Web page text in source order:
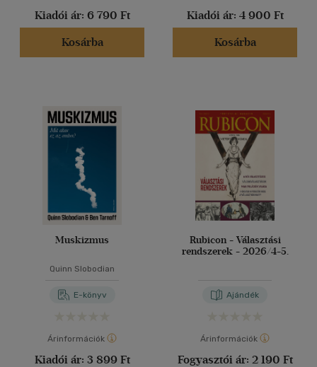
Kiadói ár: 6 790 Ft
Kosárba
Kiadói ár: 4 900 Ft
Kosárba
Muskizmus
Quinn Slobodian
E-könyv
Árinformációk
Kiadói ár: 3 899 Ft
Rubicon - Választási
rendszerek - 2026/4-5.
Ajándék
Árinformációk
Fogyasztói ár: 2 190 Ft